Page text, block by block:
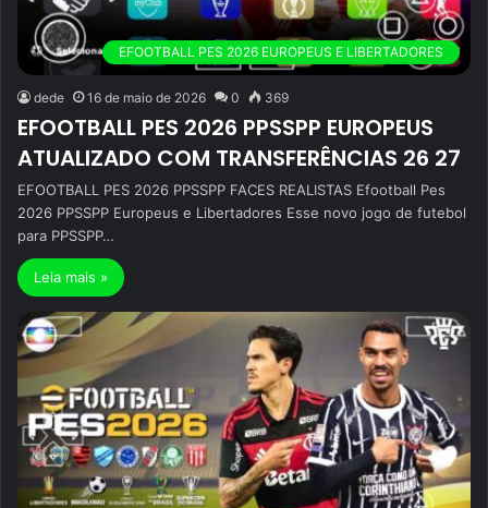
EFOOTBALL PES 2026 EUROPEUS E LIBERTADORES
dede 16 de maio de 2026 0 369
EFOOTBALL PES 2026 PPSSPP EUROPEUS
ATUALIZADO COM TRANSFERÊNCIAS 26 27
EFOOTBALL PES 2026 PPSSPP FACES REALISTAS Efootball Pes
2026 PPSSPP Europeus e Libertadores Esse novo jogo de futebol
para PPSSPP…
Leia mais »